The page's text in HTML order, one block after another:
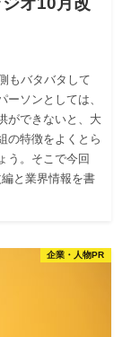
もバタバタして
ソンとしては、
ができないと、大
の特徴をよくとら
う。そこで今回
と業界情報を書
企業・人物PR